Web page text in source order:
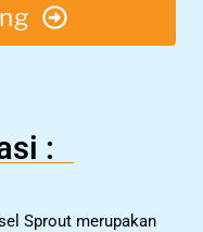
:
Sprout merupakan